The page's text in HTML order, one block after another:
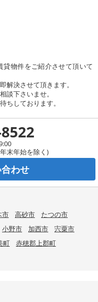
物件をご紹介させて頂いて
解決させて頂きます。
談下さいませ。
ちしております。
末年始を除く)
わせ
市 高砂市
たつの市
小野市 加西市
宍粟市
町
赤穂郡上郡町